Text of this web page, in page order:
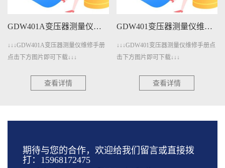
GDW401A变压器测量仪维修手册下载
↓↓↓GDW401A变压器测量仪维修手册
点击下方图片即可下载↓↓↓
查看详情
GDW401变压器测量仪维修手册下载
↓↓↓GDW401变压器测量仪维修手册点
击下方图片即可下载↓↓↓
查看详情
期待与您的合作，欢迎给我们留言或直接拨
打：15968172475